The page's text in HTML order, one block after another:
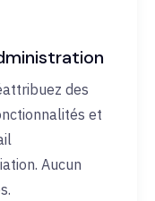
des
et
Aucun